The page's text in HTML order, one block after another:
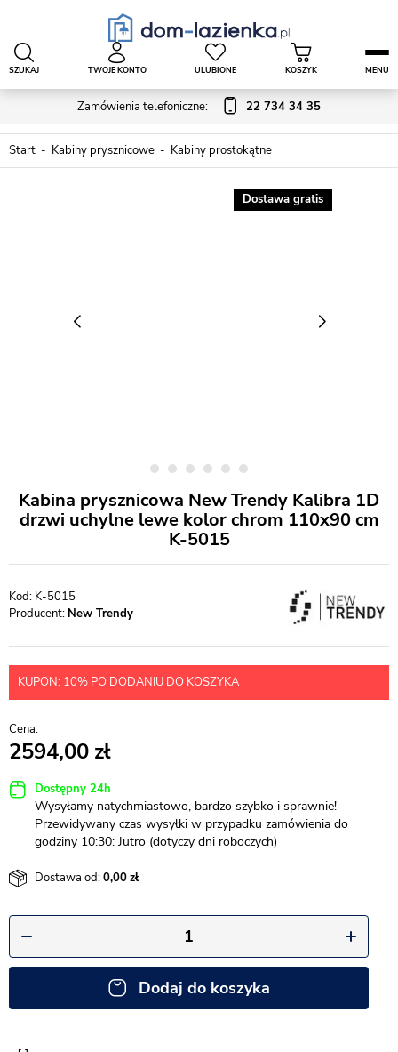
Zamówienia telefoniczne: 22 734 34 35
SZUKAJ TWOJE KONTO ULUBIONE KOSZYK MENU
Start Kabiny prysznicowe Kabiny prostokątne
Dostawa gratis
Kabina prysznicowa New Trendy Kalibra 1D
drzwi uchylne lewe kolor chrom 110x90 cm
K-5015
K-5015
Producent: New Trendy
KUPON: 10% PO DODANIU DO KOSZYKA
2594,00
Dostępny 24h
Wysyłamy natychmiastowo, bardzo szybko i sprawnie!
Przewidywany czas wysyłki w przypadku zamówienia do
godziny 10:30: Jutro (dotyczy dni roboczych)
Dostawa od:0,00
Dodaj do koszyka